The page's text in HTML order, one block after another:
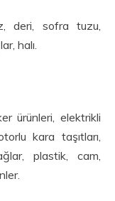
deri, sofra tuzu,
halı.
ürünleri, elektrikli
kara taşıtları,
plastik, cam,